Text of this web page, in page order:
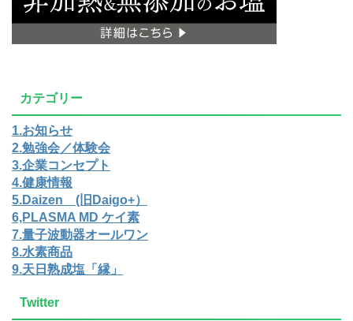
カテゴリー
1.お知らせ
2.勉強会／体験会
3.企業コンセプト
4.健康情報
5.Daizen (旧Daigo+）
6,PLASMA MD ケイ素
7.量子波動器オールワン
8.水素商品
9.天日熟成塩「縁」
Twitter